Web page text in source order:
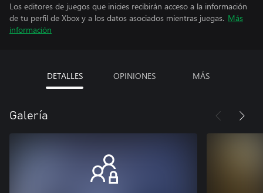
Los editores de juegos que inicies recibirán acceso a la información
de tu perfil de Xbox y a los datos asociados mientras juegas. Más
información
DETALLES OPINIONES MÁS
Galería